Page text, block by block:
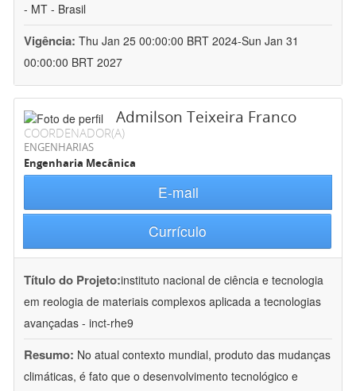
- MT - Brasil
Vigência: Thu Jan 25 00:00:00 BRT 2024-Sun Jan 31
00:00:00 BRT 2027
Admilson Teixeira Franco
COORDENADOR(A)
ENGENHARIAS
Engenharia Mecânica
E-mail
Currículo
Título do Projeto:instituto nacional de ciência e tecnologia
em reologia de materiais complexos aplicada a tecnologias
avançadas - inct-rhe9
Resumo: No atual contexto mundial, produto das mudanças
climáticas, é fato que o desenvolvimento tecnológico e